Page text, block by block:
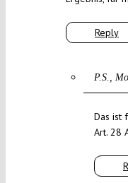
Reply
P.S.
Das ist
Art. 28